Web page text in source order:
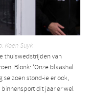
Koen Suyk
thuiswedstrijden van
Blonk: ‘Onze blaashal
seizoen stond-ie er ook,
dit jaar er wel